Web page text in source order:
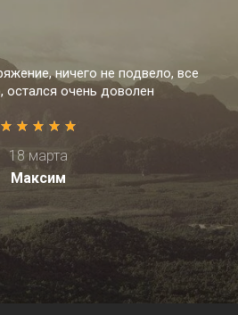
ничего не подвело, все
остался очень доволен
18 марта
Максим